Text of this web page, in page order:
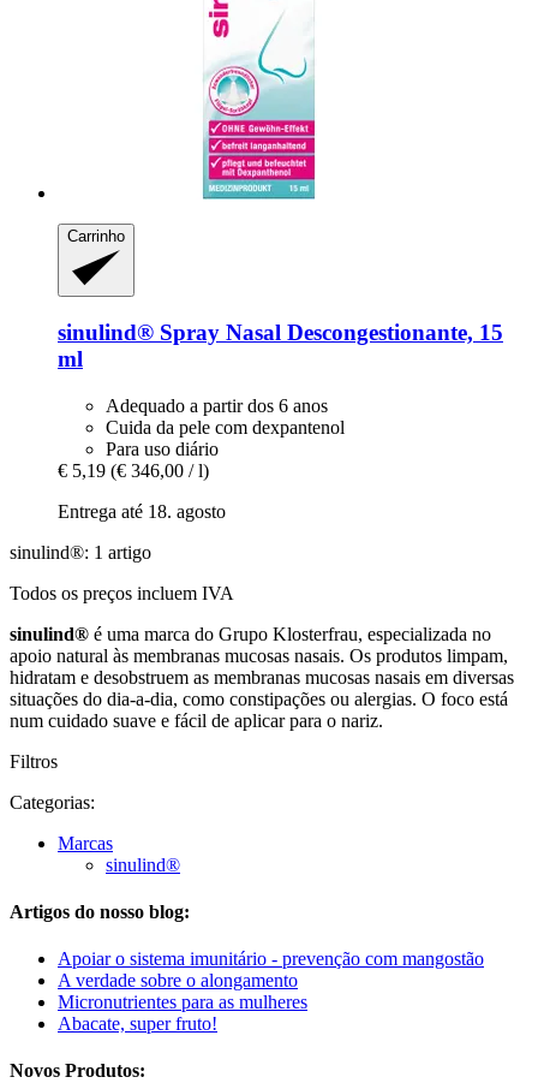
Carrinho
sinulind® Spray Nasal Descongestionante, 15
ml
Adequado a partir dos 6 anos
Cuida da pele com dexpantenol
Para uso diário
€ 5,19 (€ 346,00 / l)
Entrega até 18. agosto
sinulind®: 1 artigo
Todos os preços incluem IVA
sinulind® é uma marca do Grupo Klosterfrau, especializada no
apoio natural às membranas mucosas nasais. Os produtos limpam,
hidratam e desobstruem as membranas mucosas nasais em diversas
situações do dia-a-dia, como constipações ou alergias. O foco está
num cuidado suave e fácil de aplicar para o nariz.
Filtros
Categorias:
Marcas
sinulind®
Artigos do nosso blog:
Apoiar o sistema imunitário - prevenção com mangostão
A verdade sobre o alongamento
Micronutrientes para as mulheres
Abacate, super fruto!
Novos Produtos: